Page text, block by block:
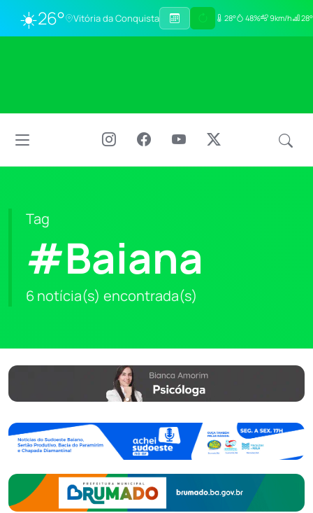
☀️26° Vitória da Conquista 28° 48% 9km/h
Tag
#Baiana
6 notícia(s) encontrada(s)